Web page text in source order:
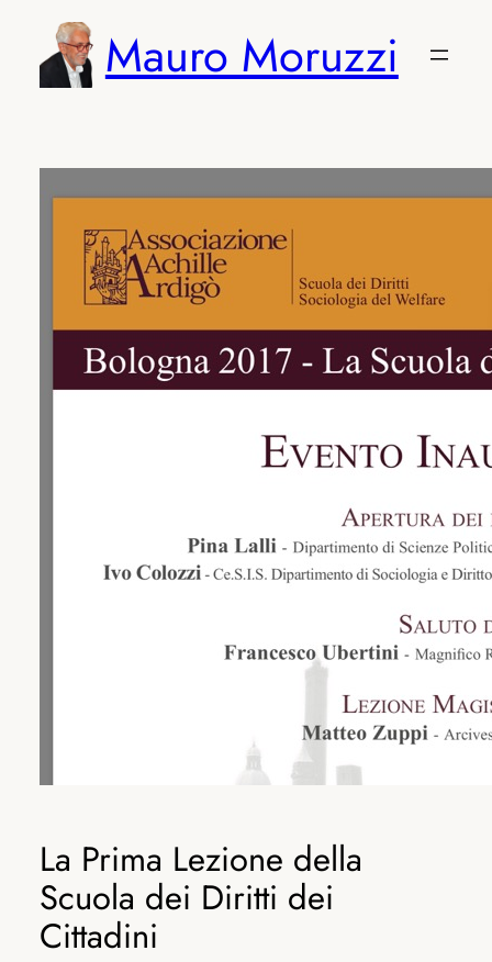
contenuto
Mauro Moruzzi
La Prima Lezione della
Scuola dei Diritti dei
Cittadini